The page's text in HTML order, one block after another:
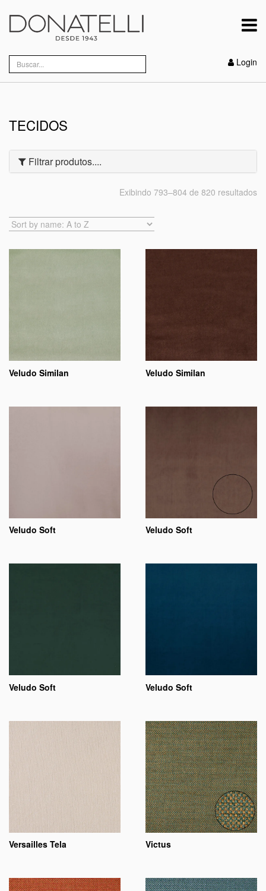
Login
TECIDOS
Filtrar produtos....
Exibindo 793–804 de 820 resultados
Veludo Similan Veludo Similan
Veludo Soft Veludo Soft
Veludo Soft Veludo Soft
Versailles Tela Victus